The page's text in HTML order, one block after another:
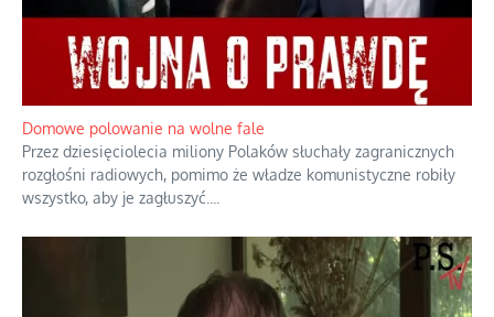
Domowe polowanie na wolne fale
Przez dziesięciolecia miliony Polaków słuchały zagranicznych
rozgłośni radiowych, pomimo że władze komunistyczne robiły
wszystko, aby je zagłuszyć.